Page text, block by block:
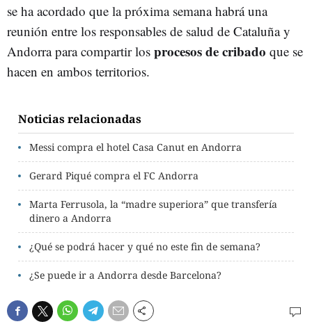
se ha acordado que la próxima semana habrá una
reunión entre los responsables de salud de Cataluña y
Andorra para compartir los procesos de cribado que se
hacen en ambos territorios.
Noticias relacionadas
Messi compra el hotel Casa Canut en Andorra
Gerard Piqué compra el FC Andorra
Marta Ferrusola, la “madre superiora” que transfería
dinero a Andorra
¿Qué se podrá hacer y qué no este fin de semana?
¿Se puede ir a Andorra desde Barcelona?